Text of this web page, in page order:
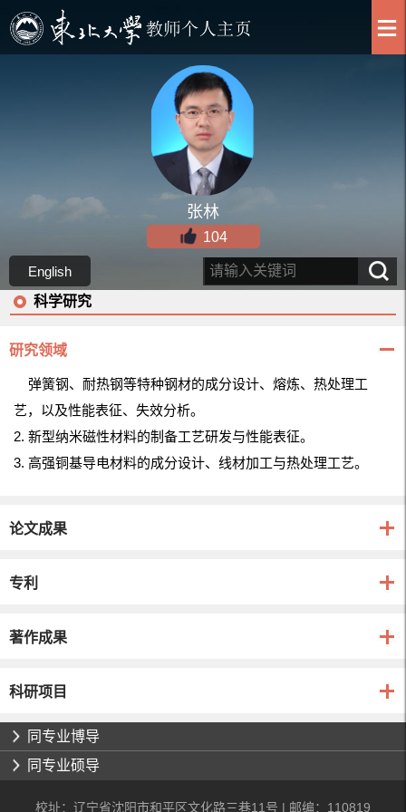
张林
104
English
科学研究
研究领域
弹簧钢、耐热钢等特种钢材的成分设计、熔炼、热处理工
艺，以及性能表征、失效分析。
2. 新型纳米磁性材料的制备工艺研发与性能表征。
3. 高强铜基导电材料的成分设计、线材加工与热处理工艺。
论文成果
专利
著作成果
科研项目
同专业博导
同专业硕导
校址：辽宁省沈阳市和平区文化路三巷11号 | 邮编：110819